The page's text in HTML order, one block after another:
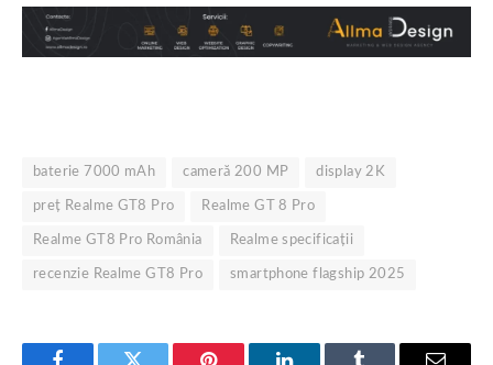
baterie 7000 mAh cameră 200 MP display 2K
preţ Realme GT8 Pro Realme GT 8 Pro
Realme GT8 Pro România Realme specificaţii
recenzie Realme GT8 Pro smartphone flagship 2025